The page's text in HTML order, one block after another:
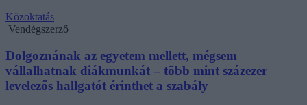
Közoktatás
Vendégszerző
Dolgoznának az egyetem mellett, mégsem
vállalhatnak diákmunkát – több mint százezer
levelezős hallgatót érinthet a szabály